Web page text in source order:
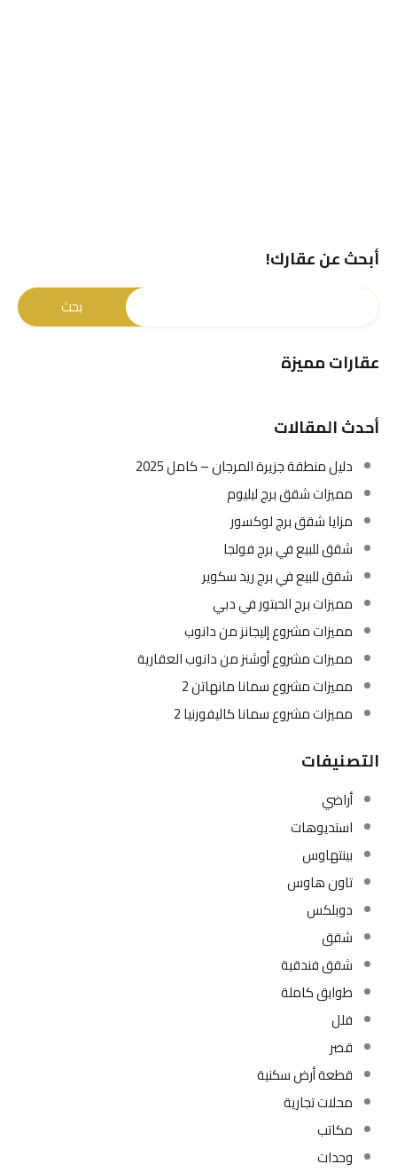
أبحث عن عقارك!
عقارات مميزة
أحدث المقالات
دليل منطقة جزيرة المرجان – كامل 2025
مميزات شقق برج ليليوم
مزايا شقق برج لوكسور
شقق للبيع في برج فولجا
شقق للبيع في برج ريد سكوير
مميزات برج الحبتور في دبي
مميزات مشروع إليجانز من دانوب
مميزات مشروع أوشنز من دانوب العقارية
مميزات مشروع سمانا مانهاتن 2
مميزات مشروع سمانا كاليفورنيا 2
التصنيفات
أراضي
استديوهات
بينتهاوس
تاون هاوس
دوبلكس
شقق
شقق فندقية
طوابق كاملة
فلل
قصر
قطعة أرض سكنية
محلات تجارية
مكاتب
وحدات